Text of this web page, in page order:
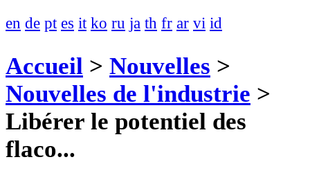
en de pt es it ko ru ja th fr ar vi id
Accueil > Nouvelles >
Nouvelles de l'industrie >
Libérer le potentiel des
flaco...